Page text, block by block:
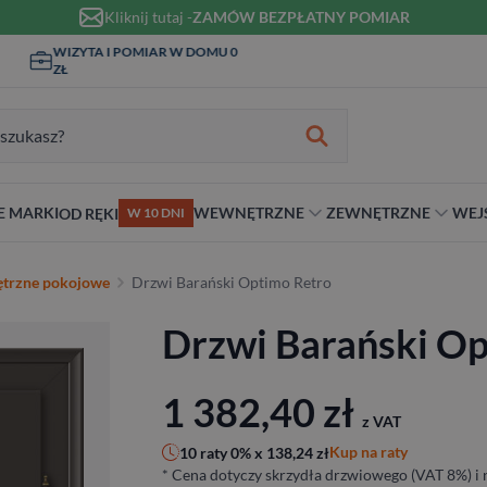
Kliknij tutaj -ZAMÓW BEZPŁATNY POMIAR
WIZYTA I POMIAR W DOMU 0
ZŁ
MARKIOD RĘKI W 10 DNI WEWNĘTRZNE
Materiał
Ościeżnicą
Rodzaj
70 cm
90 cm
Na wymiar
ZEWNĘTRZNE
stylu
Rodzaj
Niestandardowe wymiary
Antywłamaniowe
RC3
pokojowe Drzwi Barański Optimo Retro
Drzwi Barański
1 382,40 zł z VAT
10 raty 0% x 138,24złKup na raty
* Cena dotyczy skrzydła drzwiowego (VAT 8%)